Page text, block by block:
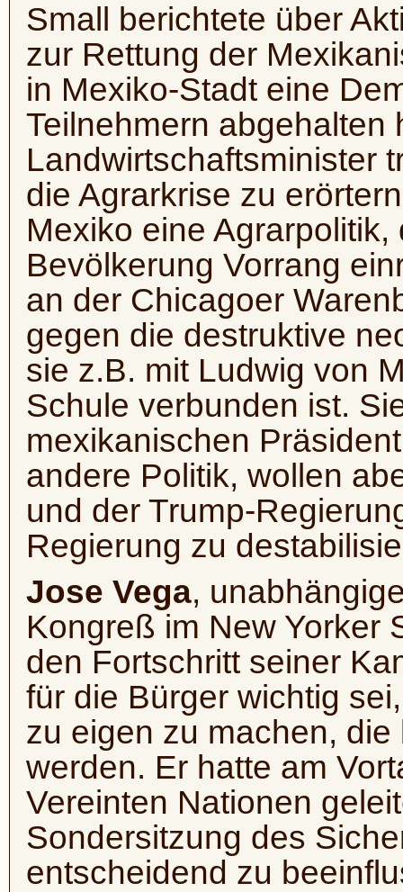
Small berichtete über
zur Rettung der
in Mexiko-Stadt eine
Teilnehmern abgehalten
Landwirtschaftsminister
die Agrarkrise zu
Mexiko eine
Bevölkerung Vorrang
an der Chicagoer
gegen die destruktive
sie z.B. mit Ludwig von
Schule verbunden ist.
mexikanischen
andere Politik, wollen
und der Trump-
Regierung zu
Jose Vega,
Kongreß im New Yorker
den Fortschritt seiner
für die Bürger wichtig
zu eigen zu machen,
werden. Er hatte am
Vereinten Nationen
Sondersitzung des
entscheidend zu